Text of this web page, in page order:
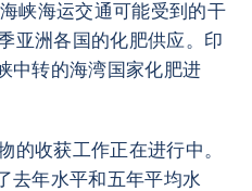
峡海运交通可能受到的干
亚洲各国的化肥供应。印
中转的海湾国家化肥进
的收获工作正在进行中。
去年水平和五年平均水